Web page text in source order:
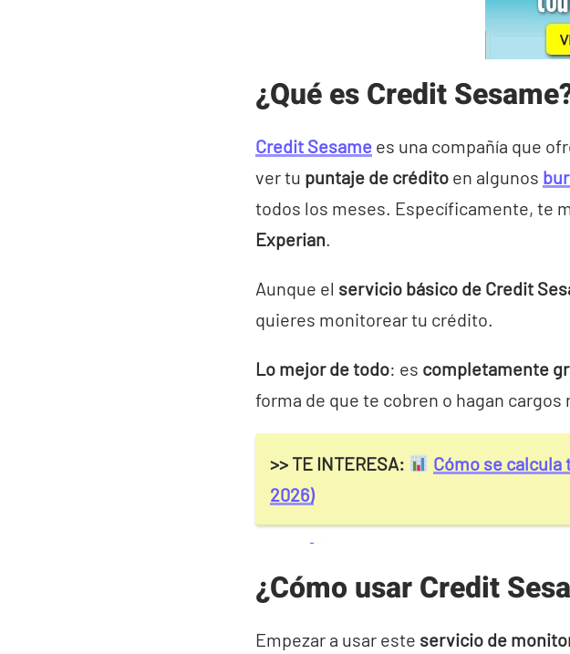
¿Qué es Credit
Credit Sesame es una compañía que
ver tu puntaje de crédito en algunos
todos los meses. Específicamente, te
Experian.
Aunque el servicio básico de Credit
quieres monitorear tu crédito.
Lo mejor de todo: es completamente
forma de que te cobren o hagan cargos
>> TE INTERESA:
Cómo se calcula
2026)
¿Cómo usar Credit
Empezar a usar este servicio de